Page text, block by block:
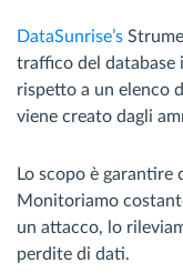
DataSunrise’s
traffico del database
rispetto a un elenco
viene creato dagli
Lo scopo è garantire
Monitoriamo
un attacco, lo
perdite di dati.